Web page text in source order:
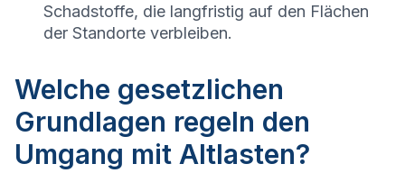
Schadstoffe, die langfristig auf den Flächen
der Standorte verbleiben.
Welche gesetzlichen
Grundlagen regeln den
Umgang mit Altlasten?